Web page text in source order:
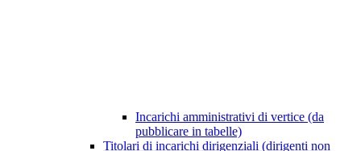
Incarichi amministrativi di vertice (da
pubblicare in tabelle)
Titolari di incarichi dirigenziali (dirigenti non